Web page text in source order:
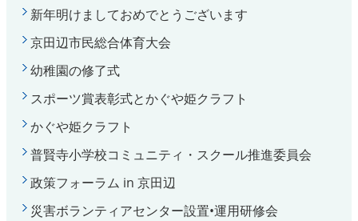
新年明けましておめでとうございます
京田辺市民総合体育大会
幼稚園の修了式
スポーツ賞表彰式とかぐや姫クラフト
かぐや姫クラフト
普賢寺小学校コミュニティ・スクール推進委員会
政策フォーラム in 京田辺
災害ボランティアセンター設置•運用研修会